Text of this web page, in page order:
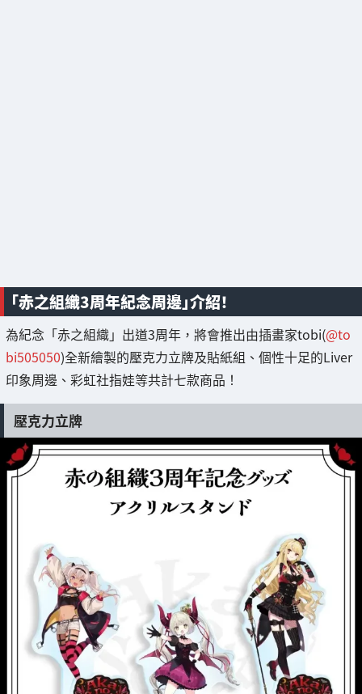
「赤之組織3周年紀念周邊」介紹！
為紀念「赤之組織」出道3周年，將會推出由插畫家tobi(@to
bi505050)全新繪製的壓克力立牌及貼紙組、個性十足的Liver
印象周邊、彩虹社指娃等共計七款商品！
壓克力立牌